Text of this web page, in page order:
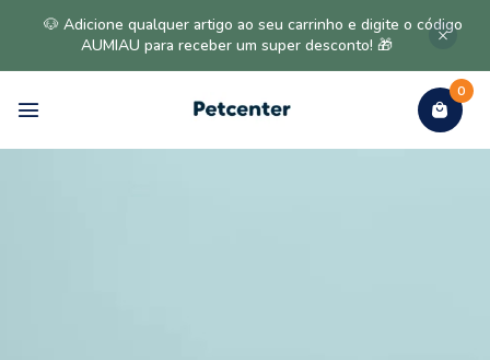
🐶 Adicione qualquer artigo ao seu carrinho e digite o código
AUMIAU para receber um super desconto! 🎁
0